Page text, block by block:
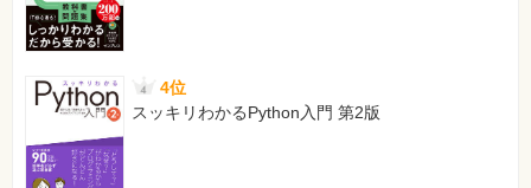
127ページ 図1
[誤]
=IF(C2<20,1200,IF(C2<20,1100,1000)
[正]
=IF(C2<10,1200,IF(C2<20,1100,1000)
【 第3刷にて修正 】
4位
スッキリわかるPython入門 第2版